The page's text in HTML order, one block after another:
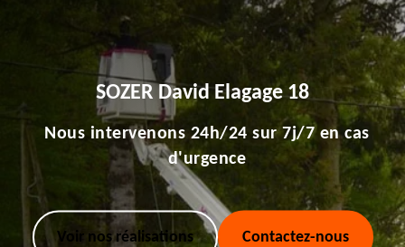
SOZER David Elagage 18
Nous intervenons 24h/24 sur 7j/7 en cas
d'urgence
Voir nos réalisations Contactez-nous